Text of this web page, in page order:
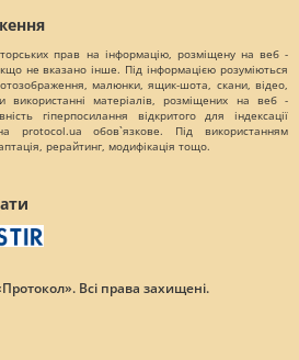
прав на інформацію, розміщену на веб -
не вказано інше. Під інформацією розуміються
малюнки, ящик-шота, скани, відео,
використанні матеріалів, розміщених на веб -
гіперпосилання відкритого для індексації
protocol.ua обов`язкове. Під використанням
рерайтинг, модифікація тощо.
Всі права захищені.